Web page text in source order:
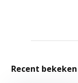
Recent bekeken